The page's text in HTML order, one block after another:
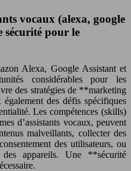
vocaux (alexa, google
sécurité pour le
Alexa, Google Assistant et
considérables pour les
des stratégies de **marketing
des défis spécifiques
Les compétences (skills)
d’assistants vocaux, peuvent
malveillants, collecter des
des utilisateurs, ou
appareils. Une **sécurité